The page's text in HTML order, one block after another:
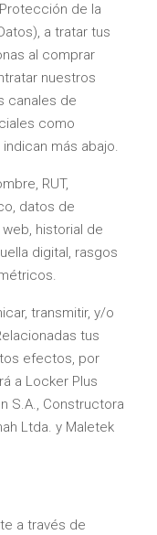
de la
a tratar tus
al comprar
nuestros
canales de
como
más abajo.
RUT,
datos de
historial de
digital, rasgos
transmitir, y/o
tus
efectos, por
a Locker Plus
S.A., Constructora
Ltda. y Maletek
a través de